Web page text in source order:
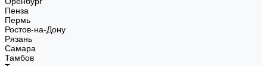
Пенза
Пермь
Ростов-на-Дону
Рязань
Самара
Тамбов